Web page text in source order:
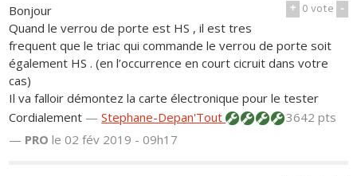
+ 0vote -
Bonjour
Quand le verrou de porte est HS , il est tres
frequent que le triac qui commande le verrou de porte soit
également HS . (en l’occurrence en court cicruit dans votre
cas)
Il va falloir démontez la carte électronique pour le tester
Cordialement —Stephane-Depan'Tout
3642 pts
— PRO le 02 fév 2019 - 09h17